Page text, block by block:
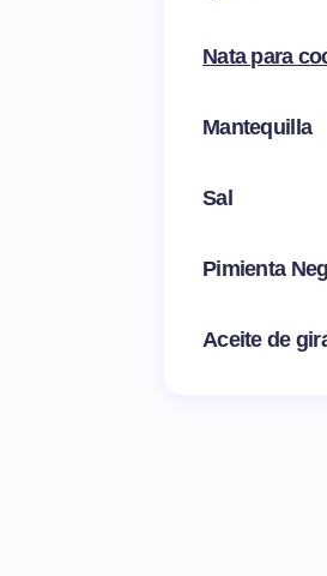
Nata para
Mantequilla
Sal
Pimienta
Aceite de